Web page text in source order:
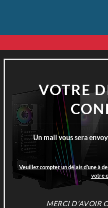
VOTRE
Un mail vous sera
Veuillez compter un délais d’une à
votre
MERCI D’AVOIR